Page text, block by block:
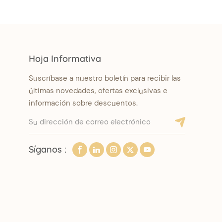
Hoja Informativa
Suscríbase a nuestro boletín para recibir las
últimas novedades, ofertas exclusivas e
información sobre descuentos.
Síganos :